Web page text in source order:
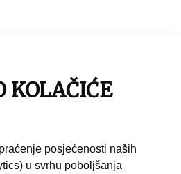
KOLAČIĆE
posjećenosti naših
u svrhu poboljšanja